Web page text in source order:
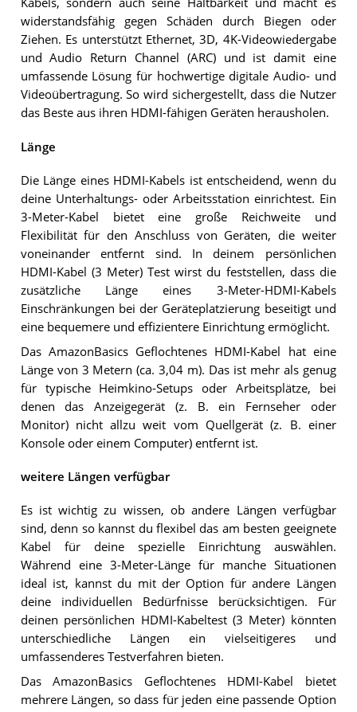
widerstandsfähig gegen Schäden durch Biegen oder
Ziehen. Es unterstützt Ethernet, 3D, 4K-Videowiedergabe
und Audio Return Channel (ARC) und ist damit eine
umfassende Lösung für hochwertige digitale Audio- und
Videoübertragung. So wird sichergestellt, dass die Nutzer
das Beste aus ihren HDMI-fähigen Geräten herausholen.
Länge
Die Länge eines HDMI-Kabels ist entscheidend, wenn du
deine Unterhaltungs- oder Arbeitsstation einrichtest. Ein
3-Meter-Kabel bietet eine große Reichweite und
Flexibilität für den Anschluss von Geräten, die weiter
voneinander entfernt sind. In deinem persönlichen
HDMI-Kabel (3 Meter) Test wirst du feststellen, dass die
zusätzliche Länge eines 3-Meter-HDMI-Kabels
Einschränkungen bei der Geräteplatzierung beseitigt und
eine bequemere und effizientere Einrichtung ermöglicht.
Das AmazonBasics Geflochtenes HDMI-Kabel hat eine
Länge von 3 Metern (ca. 3,04 m). Das ist mehr als genug
für typische Heimkino-Setups oder Arbeitsplätze, bei
denen das Anzeigegerät (z. B. ein Fernseher oder
Monitor) nicht allzu weit vom Quellgerät (z. B. einer
Konsole oder einem Computer) entfernt ist.
weitere Längen verfügbar
Es ist wichtig zu wissen, ob andere Längen verfügbar
sind, denn so kannst du flexibel das am besten geeignete
Kabel für deine spezielle Einrichtung auswählen.
Während eine 3-Meter-Länge für manche Situationen
ideal ist, kannst du mit der Option für andere Längen
deine individuellen Bedürfnisse berücksichtigen. Für
deinen persönlichen HDMI-Kabeltest (3 Meter) könnten
unterschiedliche Längen ein vielseitigeres und
umfassenderes Testverfahren bieten.
Das AmazonBasics Geflochtenes HDMI-Kabel bietet
mehrere Längen, so dass für jeden eine passende Option